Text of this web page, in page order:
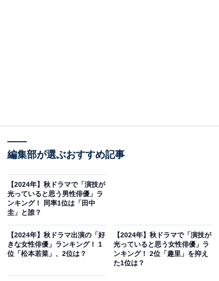
期の秋ドラマ『オクラ～迷宮入り事件捜査～』（フジテ
レビ系）の主演を担当。杉野遥亮さんとダブル主演でバ
飛鷹千寿を演じました。
千寿は、登場した当初はコミカルなキャラクターでした
が多くなりダンディーな反町さんにピッタリ。主演とし
て、常にドラマを引っ張り続けました。
編集部が選ぶおすすめ記事
【2024年】秋ドラマで「演技が
光っていると思う男性俳優」ラ
ンキング！ 同率1位は「田中
圭」と誰？
【2024年】秋ドラマ出演の「好
きな女性俳優」ランキング！ 1
位「松本若菜」、2位は？
【2024年】秋ドラマで「演技が
光っていると思う女性俳優」ラ
ンキング！ 2位「趣里」を抑え
た1位は？